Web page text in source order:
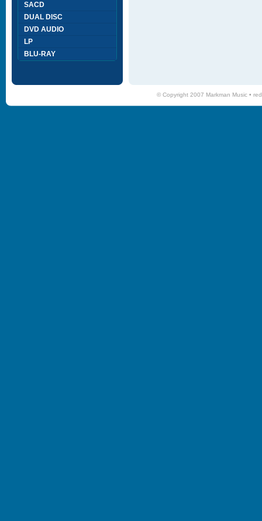
SACD
DUAL DISC
DVD AUDIO
LP
BLU-RAY
© Copyright 2007 Markman Music •